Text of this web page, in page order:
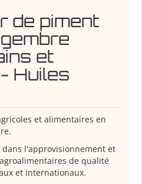
de piment
et
Huiles
et alimentaires en
dans l'approvisionnement et
de qualité
et internationaux.